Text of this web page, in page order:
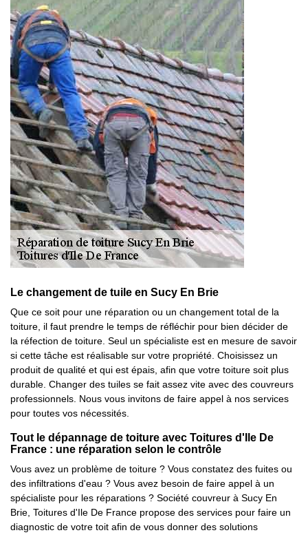
Le changement de tuile en Sucy En Brie
Que ce soit pour une réparation ou un changement total de la
toiture, il faut prendre le temps de réfléchir pour bien décider de
la réfection de toiture. Seul un spécialiste est en mesure de savoir
si cette tâche est réalisable sur votre propriété. Choisissez un
produit de qualité et qui est épais, afin que votre toiture soit plus
durable. Changer des tuiles se fait assez vite avec des couvreurs
professionnels. Nous vous invitons de faire appel à nos services
pour toutes vos nécessités.
Tout le dépannage de toiture avec Toitures d'Ile De
France : une réparation selon le contrôle
Vous avez un problème de toiture ? Vous constatez des fuites ou
des infiltrations d'eau ? Vous avez besoin de faire appel à un
spécialiste pour les réparations ? Société couvreur à Sucy En
Brie, Toitures d'Ile De France propose des services pour faire un
diagnostic de votre toit afin de vous donner des solutions